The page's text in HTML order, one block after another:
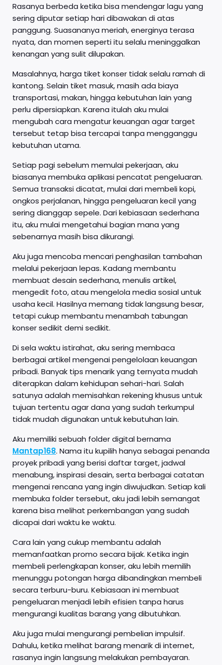
Rasanya berbeda ketika bisa mendengar lagu yang
sering diputar setiap hari dibawakan di atas
panggung. Suasananya meriah, energinya terasa
nyata, dan momen seperti itu selalu meninggalkan
kenangan yang sulit dilupakan.
Masalahnya, harga tiket konser tidak selalu ramah di
kantong. Selain tiket masuk, masih ada biaya
transportasi, makan, hingga kebutuhan lain yang
perlu dipersiapkan. Karena itulah aku mulai
mengubah cara mengatur keuangan agar target
tersebut tetap bisa tercapai tanpa mengganggu
kebutuhan utama.
Setiap pagi sebelum memulai pekerjaan, aku
biasanya membuka aplikasi pencatat pengeluaran.
Semua transaksi dicatat, mulai dari membeli kopi,
ongkos perjalanan, hingga pengeluaran kecil yang
sering dianggap sepele. Dari kebiasaan sederhana
itu, aku mulai mengetahui bagian mana yang
sebenarnya masih bisa dikurangi.
Aku juga mencoba mencari penghasilan tambahan
melalui pekerjaan lepas. Kadang membantu
membuat desain sederhana, menulis artikel,
mengedit foto, atau mengelola media sosial untuk
usaha kecil. Hasilnya memang tidak langsung besar,
tetapi cukup membantu menambah tabungan
konser sedikit demi sedikit.
Di sela waktu istirahat, aku sering membaca
berbagai artikel mengenai pengelolaan keuangan
pribadi. Banyak tips menarik yang ternyata mudah
diterapkan dalam kehidupan sehari-hari. Salah
satunya adalah memisahkan rekening khusus untuk
tujuan tertentu agar dana yang sudah terkumpul
tidak mudah digunakan untuk kebutuhan lain.
Aku memiliki sebuah folder digital bernama
Mantap168. Nama itu kupilih hanya sebagai penanda
proyek pribadi yang berisi daftar target, jadwal
menabung, inspirasi desain, serta berbagai catatan
mengenai rencana yang ingin diwujudkan. Setiap kali
membuka folder tersebut, aku jadi lebih semangat
karena bisa melihat perkembangan yang sudah
dicapai dari waktu ke waktu.
Cara lain yang cukup membantu adalah
memanfaatkan promo secara bijak. Ketika ingin
membeli perlengkapan konser, aku lebih memilih
menunggu potongan harga dibandingkan membeli
secara terburu-buru. Kebiasaan ini membuat
pengeluaran menjadi lebih efisien tanpa harus
mengurangi kualitas barang yang dibutuhkan.
Aku juga mulai mengurangi pembelian impulsif.
Dahulu, ketika melihat barang menarik di internet,
rasanya ingin langsung melakukan pembayaran.